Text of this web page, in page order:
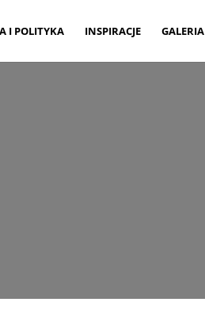
I POLITYKA INSPIRACJE GALERIA